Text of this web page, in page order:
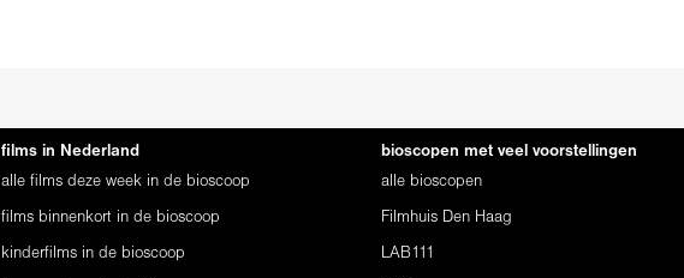
films in Nederland
alle films deze week in de bioscoop
films binnenkort in de bioscoop
kinderfilms in de bioscoop
bioscopen met veel voorstellingen
alle bioscopen
Filmhuis Den Haag
LAB111